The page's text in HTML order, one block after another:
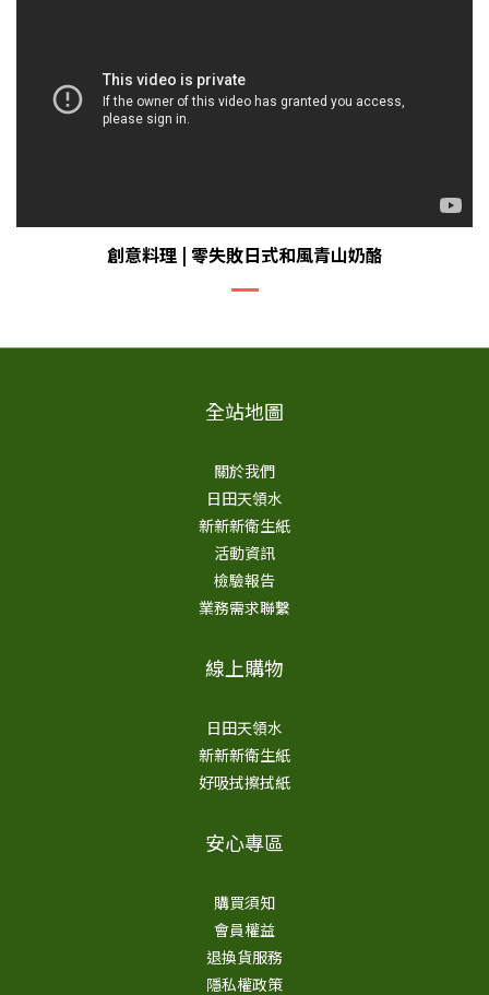
創意料理 | 零失敗日式和風青山奶酪
全站地圖
關於我們
日田天領水
新新新衛生紙
活動資訊
檢驗報告
業務需求聯繫
線上購物
日田天領水
新新新衛生紙
好吸拭擦拭紙
安心專區
購買須知
會員權益
退換貨服務
隱私權政策